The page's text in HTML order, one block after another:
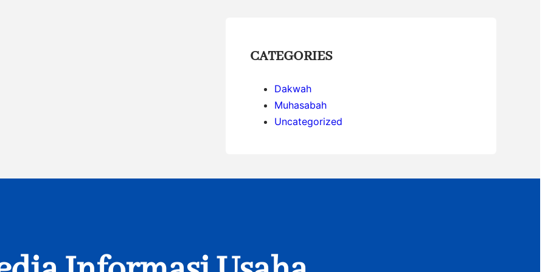
CATEGORIES
Dakwah
Muhasabah
Uncategorized